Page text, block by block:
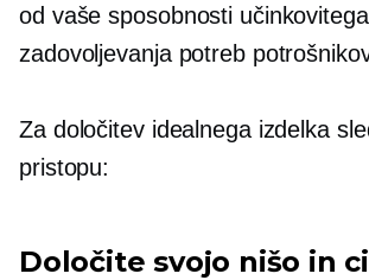
od vaše sposobnosti učinkovitega
zadovoljevanja potreb
Za določitev idealnega izdelka
pristopu:
Določite svojo nišo in